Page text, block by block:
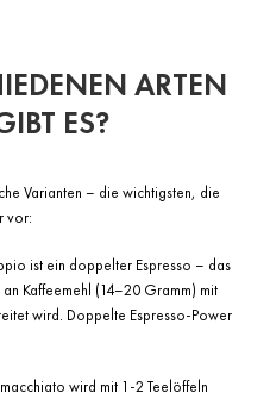
ARTEN
ES?
Varianten – die wichtigsten, die
vor:
ist ein doppelter Espresso – das
Kaffeemehl (14–20 Gramm) mit
wird. Doppelte Espresso-Power
macchiato wird mit 1-2 Teelöffeln